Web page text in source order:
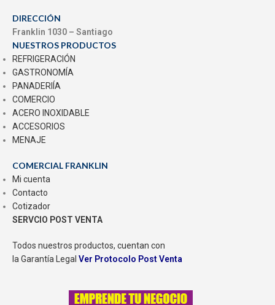
DIRECCIÓN
Franklin 1030 – Santiago
NUESTROS PRODUCTOS
REFRIGERACIÓN
GASTRONOMÍA
PANADERIÍA
COMERCIO
ACERO INOXIDABLE
ACCESORIOS
MENAJE
COMERCIAL FRANKLIN
Mi cuenta
Contacto
Cotizador
SERVCIO POST VENTA
Todos nuestros productos, cuentan con
la Garantía Legal Ver Protocolo Post Venta